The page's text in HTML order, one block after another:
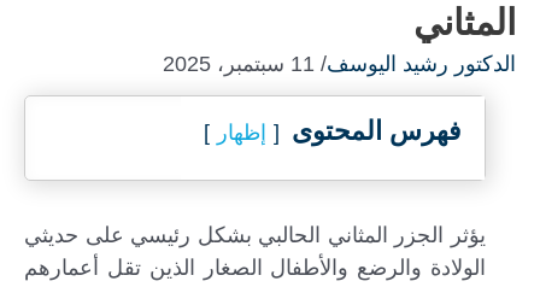
المثاني
الدكتور رشيد اليوسف/ 11 سبتمبر، 2025
فهرس المحتوى إظهار
يؤثر الجزر المثاني الحالبي بشكل رئيسي على حديثي
الولادة والرضع والأطفال الصغار الذين تقل أعمارهم
املأ النموذج لاستشارة مجانية !
سنكون على اتصال معك في أسرع وقت ممكن